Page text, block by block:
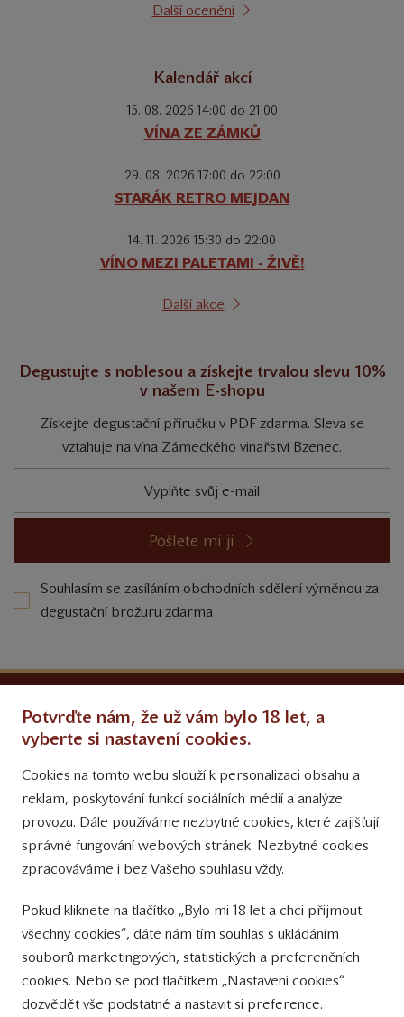
Další ocenění
Kalendář akcí
15. 08. 2026 14:00 do 21:00
VÍNA ZE ZÁMKŮ
29. 08. 2026 17:00 do 22:00
STARÁK RETRO MEJDAN
14. 11. 2026 15:30 do 22:00
VÍNO MEZI PALETAMI - ŽIVĚ!
Další akce
Degustujte s noblesou a získejte trvalou slevu 10%
v našem E-shopu
Získejte degustační příručku v PDF zdarma. Sleva se
vztahuje na vína Zámeckého vinařství Bzenec.
Pošlete mi ji
Souhlasím se zasíláním obchodních sdělení výměnou za
degustační brožuru zdarma
Obchodní podmínky
Přinášíme vám týdně
tipy na Facebooku
Sledujte nás
na Instagramu
Sledujte náš
YouTube kanál
Přihlášení k odběru novinek
Potvrďte nám, že už vám bylo 18 let, a
vyberte si nastavení cookies.
Cookies na tomto webu slouží k personalizaci obsahu a
reklam, poskytování funkcí sociálních médií a analýze
provozu. Dále používáme nezbytné cookies, které zajišťují
správné fungování webových stránek. Nezbytné cookies
zpracováváme i bez Vašeho souhlasu vždy.
Pokud kliknete na tlačítko „Bylo mi 18 let a chci přijmout
všechny cookies“, dáte nám tím souhlas s ukládáním
souborů marketingových, statistických a preferenčních
cookies. Nebo se pod tlačítkem „Nastavení cookies“
dozvědět vše podstatné a nastavit si preference.